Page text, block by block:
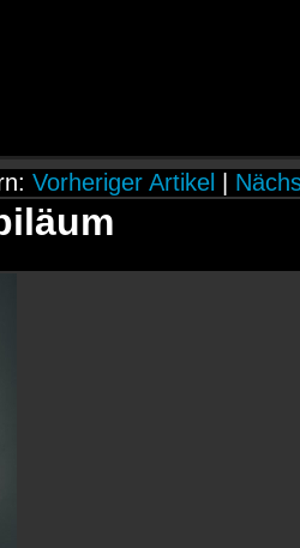
Vorheriger Artikel